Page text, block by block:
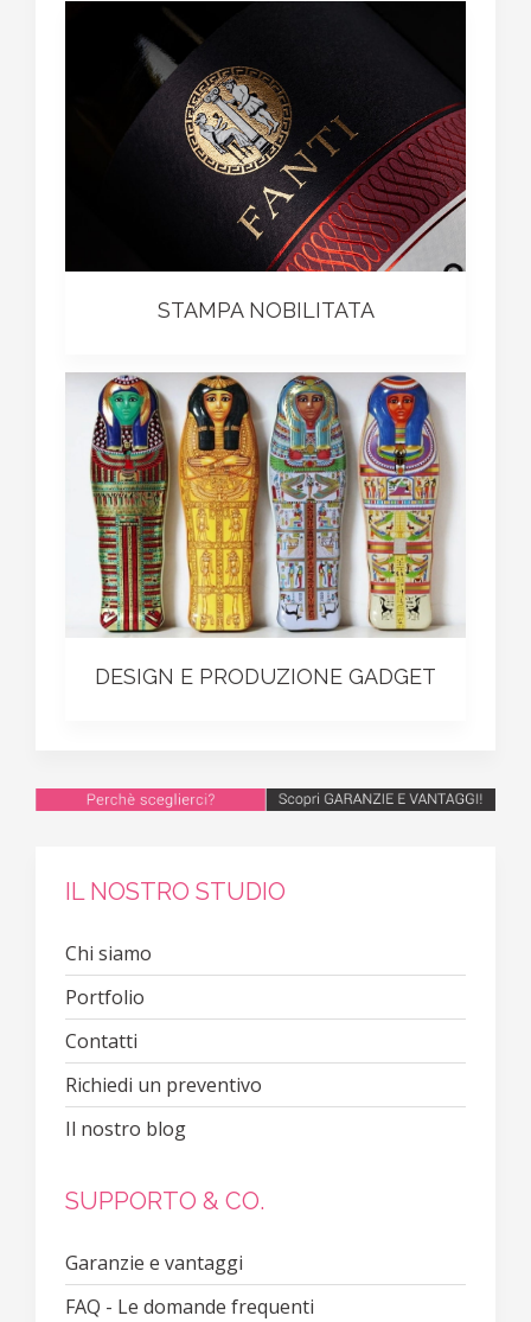
STAMPA NOBILITATA
DESIGN E PRODUZIONE GADGET
IL NOSTRO STUDIO
Chi siamo
Portfolio
Contatti
Richiedi un preventivo
Il nostro blog
SUPPORTO & CO.
Garanzie e vantaggi
FAQ - Le domande frequenti